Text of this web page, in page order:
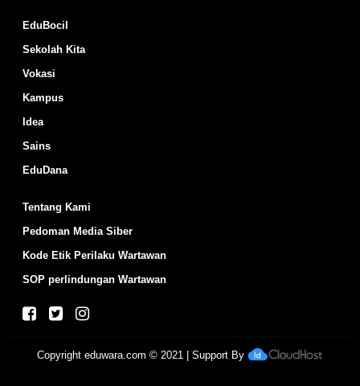
EduBocil
Sekolah Kita
Vokasi
Kampus
Idea
Sains
EduDana
Tentang Kami
Pedoman Media Siber
Kode Etik Perilaku Wartawan
SOP perlindungan Wartawan
Copyrighteduwara.com © 2021 | Support By